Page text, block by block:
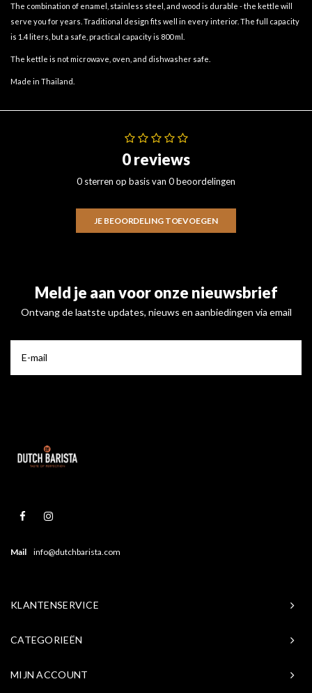
The combination of enamel, stainless steel, and wood is durable - the kettle will
serve you for years. Traditional design fits well in every interior. The full capacity
is 1.4 liters, but a safe, practical capacity is 800 ml.
The kettle is not microwave, oven, and dishwasher safe.
Made in Thailand.
0 reviews
0 sterren op basis van 0 beoordelingen
JE BEOORDELING TOEVOEGEN
Meld je aan voor onze nieuwsbrief
Ontvang de laatste updates, nieuws en aanbiedingen via email
Mail info@dutchbarista.com
KLANTENSERVICE
CATEGORIEËN
MIJN ACCOUNT